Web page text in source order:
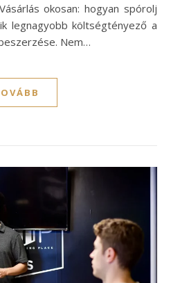
okosan: hogyan spórolj
legnagyobb költségtényező a
Nem…